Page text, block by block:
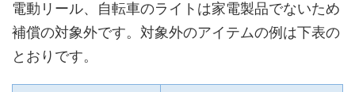
電動リール、自転車のライトは家電製品でないため
補償の対象外です。対象外のアイテムの例は下表の
とおりです。